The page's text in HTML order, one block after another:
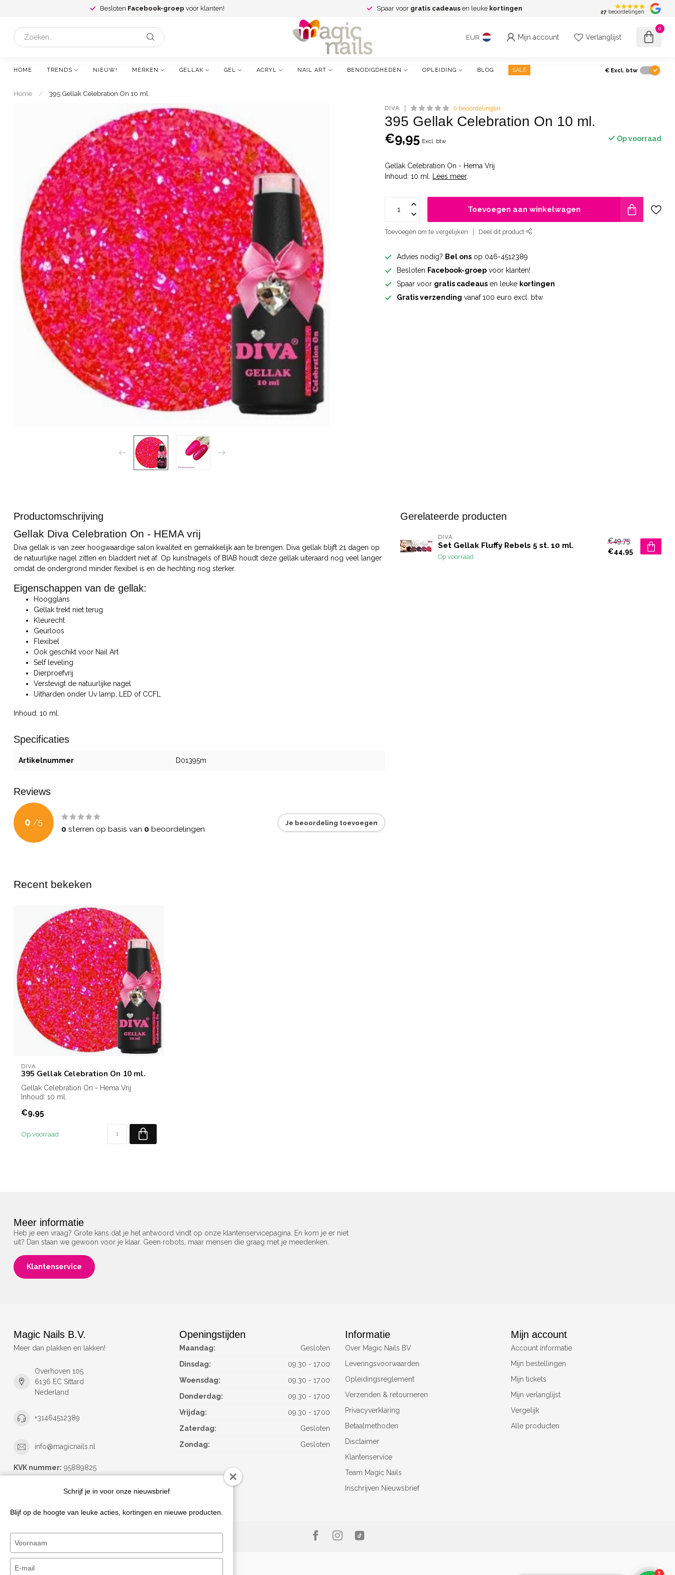
Besloten Facebook-groep voor klanten! Spaar voor gratis cadeaus en leuke kortingen 27 beoordelingen
EUR Mijn account Verlanglijst
0
HOME TRENDS NIEUW! MERKEN GELLAK GEL ACRYL NAIL ART BENODIGDHEDEN OPLEIDING BLOG SALE € Excl. btw
Home / 395 Gellak Celebration On 10 ml.
DIVA 0 beoordelingen
395 Gellak Celebration On 10 ml.
€9,95 Excl. btw Op voorraad
Gellak Celebration On - Hema Vrij
Inhoud: 10 ml.
Lees meer.
Toevoegen aan winkelwagen
Toevoegen om te vergelijken Deel dit product
Advies nodig? Bel ons op 046-4512389
Besloten Facebook-groep voor klanten!
Spaar voor gratis cadeaus en leuke kortingen
Gratis verzending vanaf 100 euro excl. btw
Productomschrijving
Gellak Diva Celebration On - HEMA vrij
Diva gellak is van zeer hoogwaardige salon kwaliteit en gemakkelijk aan te brengen. Diva gellak blijft 21 dagen op
de natuurlijke nagel zitten en bladdert niet af. Op kunstnagels of BIAB houdt deze gellak uiteraard nog veel langer
omdat de ondergrond minder flexibel is en de hechting nog sterker.
Eigenschappen van de gellak:
Hoogglans
Gellak trekt niet terug
Kleurecht
Geurloos
Flexibel
Ook geschikt voor Nail Art
Self leveling
Dierproefvrij
Verstevigt de natuurlijke nagel
Uitharden onder Uv lamp, LED of CCFL
Inhoud: 10 ml.
Specificaties
Artikelnummer D01395m
Reviews
0 /5
0 sterren op basis van 0 beoordelingen
Je beoordeling toevoegen
Gerelateerde producten
DIVA
Set Gellak Fluffy Rebels 5 st. 10 ml.
Op voorraad
€49,75
€44,95
Recent bekeken
DIVA
395 Gellak Celebration On 10 ml.
Gellak Celebration On - Hema Vrij
Inhoud: 10 ml.
€9,95
Op voorraad
Meer informatie
Heb je een vraag? Grote kans dat je het antwoord vindt op onze klantenservicepagina. En kom je er niet
uit? Dan staan we gewoon voor je klaar. Geen robots, maar mensen die graag met je meedenken.
Klantenservice
Magic Nails B.V.
Meer dan plakken en lakken!
Overhoven 105
6136 EC Sittard
Nederland
+31464512389
info@magicnails.nl
KVK nummer: 95889825
Openingstijden
Maandag:
Gesloten
Dinsdag:
09.30 - 17.00
Woensdag:
09.30 - 17.00
Donderdag:
09.30 - 17.00
Vrijdag:
09.30 - 17.00
Zaterdag:
Gesloten
Zondag:
Gesloten
Informatie
Over Magic Nails BV
Leveringsvoorwaarden
Opleidingsreglement
Verzenden & retourneren
Privacyverklaring
Betaalmethoden
Disclaimer
Klantenservice
Team Magic Nails
Inschrijven Nieuwsbrief
Mijn account
Account informatie
Mijn bestellingen
Mijn tickets
Mijn verlanglijst
Vergelijk
Alle producten
Schrijf je in voor onze nieuwsbrief
Blijf op de hoogte van leuke acties, kortingen en nieuwe producten.
naam